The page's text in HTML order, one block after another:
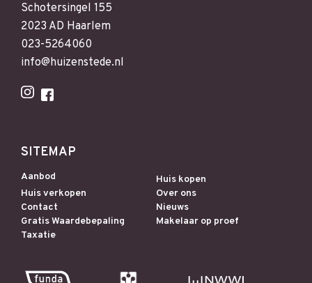
Schotersingel 155
2023 AD Haarlem
023-5264060
info@huizenstede.nl
SITEMAP
Aanbod
Huis kopen
Huis verkopen
Over ons
Contact
Nieuws
Gratis Waardebepaling
Makelaar op proef
Taxatie